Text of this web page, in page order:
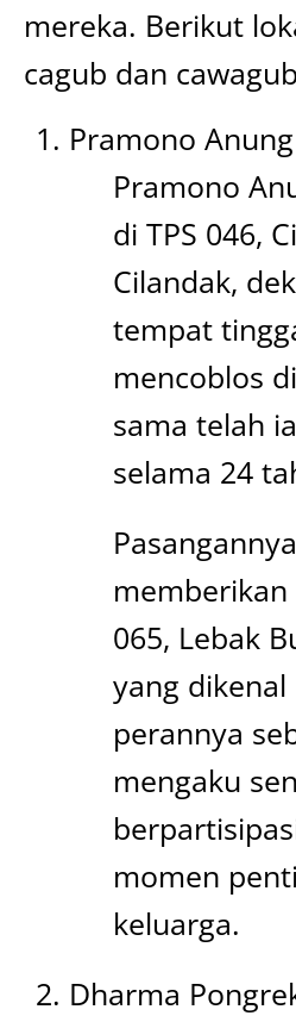
mereka. Berikut
cagub dan
Pramono
Pramono
di TPS 046,
Cilandak,
tempat
mencoblos
sama telah
selama 24
memberikan
065, Lebak
yang
perannya
mengaku
momen
keluarga.
Dharma